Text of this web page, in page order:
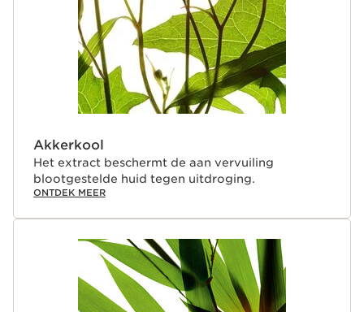
Akkerkool
Het extract beschermt de aan vervuiling
blootgestelde huid tegen uitdroging.
ONTDEK MEER